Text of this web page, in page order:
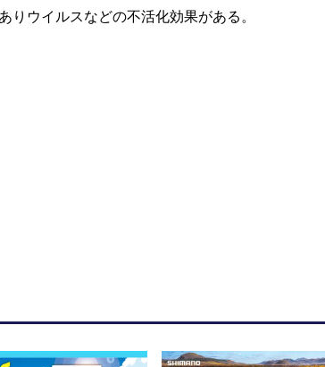
ウイルスなどの不活化効果がある。